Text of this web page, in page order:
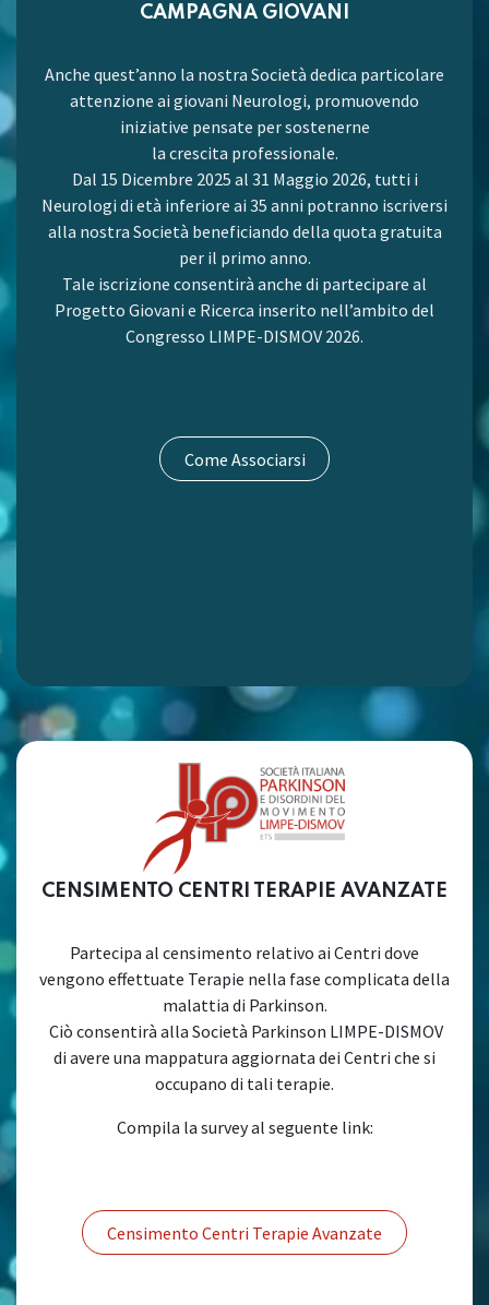
CAMPAGNA GIOVANI
Anche quest’anno la nostra Società dedica particolare
attenzione ai giovani Neurologi, promuovendo
iniziative pensate per sostenerne
la crescita professionale.
Dal 15 Dicembre 2025 al 31 Maggio 2026, tutti i
Neurologi di età inferiore ai 35 anni potranno iscriversi
alla nostra Società beneficiando della quota gratuita
per il primo anno.
Tale iscrizione consentirà anche di partecipare al
Progetto Giovani e Ricerca inserito nell’ambito del
Congresso LIMPE-DISMOV 2026.
Come Associarsi
CENSIMENTO CENTRI TERAPIE AVANZATE
Partecipa al censimento relativo ai Centri dove
vengono effettuate Terapie nella fase complicata della
malattia di Parkinson.
Ciò consentirà alla Società Parkinson LIMPE-DISMOV
di avere una mappatura aggiornata dei Centri che si
occupano di tali terapie.
Compila la survey al seguente link:
Censimento Centri Terapie Avanzate